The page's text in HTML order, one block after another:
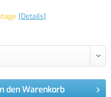
(Details)
den Warenkorb